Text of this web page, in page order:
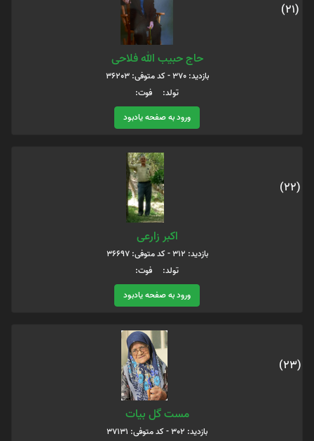
(21)
حاج حبیب الله فلاحی
بازدید: 370 - کد متوفی: 36203
تولد: فوت:
ورود به صفحه یادبود
(22)
اکبر زارعی
بازدید: 312 - کد متوفی: 36697
تولد: فوت:
ورود به صفحه یادبود
(23)
مست گل بیات
بازدید: 302 - کد متوفی: 37131